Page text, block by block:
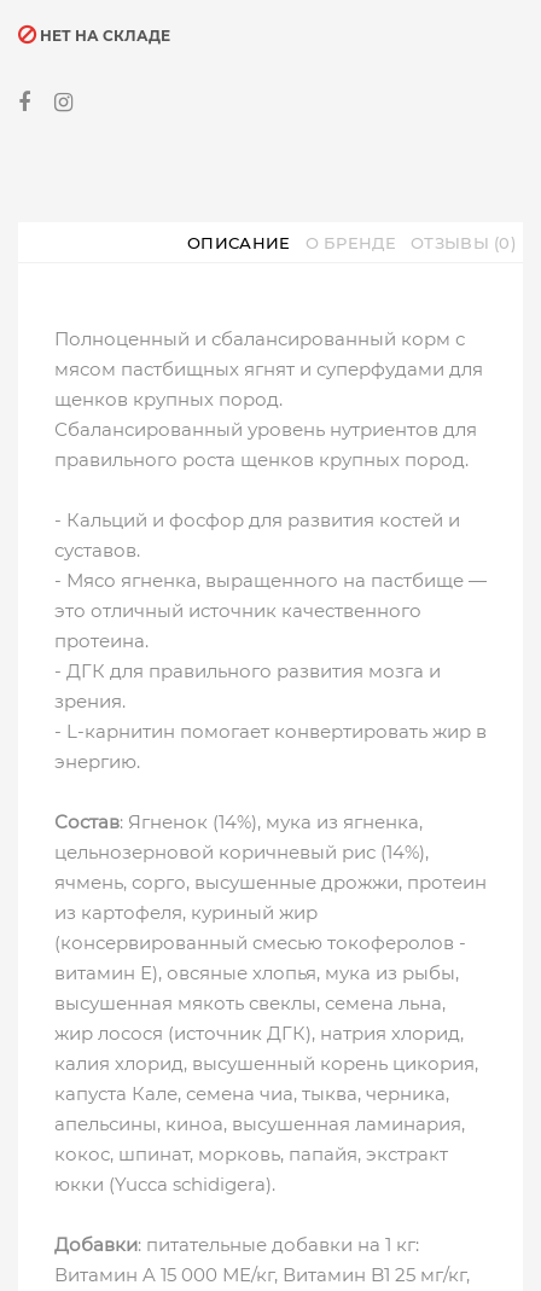
НЕТ НА СКЛАДЕ
ОПИСАНИЕ О БРЕНДЕ ОТЗЫВЫ (0)
Полноценный и сбалансированный корм с
мясом пастбищных ягнят и суперфудами для
щенков крупных пород.
Сбалансированный уровень нутриентов для
правильного роста щенков крупных пород.
- Кальций и фосфор для развития костей и
суставов.
- Мясо ягненка, выращенного на пастбище —
это отличный источник качественного
протеина.
- ДГК для правильного развития мозга и
зрения.
- L-карнитин помогает конвертировать жир в
энергию.
Состав: Ягненок (14%), мука из ягненка,
цельнозерновой коричневый рис (14%),
ячмень, сорго, высушенные дрожжи, протеин
из картофеля, куриный жир
(консервированный смесью токоферолов -
витамин Е), овсяные хлопья, мука из рыбы,
высушенная мякоть свеклы, семена льна,
жир лосося (источник ДГК), натрия хлорид,
калия хлорид, высушенный корень цикория,
капуста Кале, семена чиа, тыква, черника,
апельсины, киноа, высушенная ламинария,
кокос, шпинат, морковь, папайя, экстракт
юкки (Yucca schidigera).
Добавки: питательные добавки на 1 кг:
Витамин A 15 000 МЕ/кг, Витамин B1 25 мг/кг,